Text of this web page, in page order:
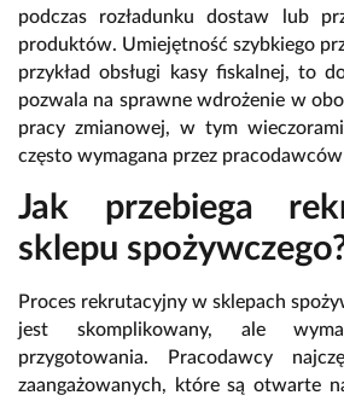
podczas rozładunku dostaw lub
produktów. Umiejętność szybkiego
przykład obsługi kasy fiskalnej, to
pozwala na sprawne wdrożenie w
pracy zmianowej, w tym
często wymagana przez
Jak przebiega
sklepu
Proces rekrutacyjny w sklepach
jest skomplikowany, ale
przygotowania. Pracodawcy
zaangażowanych, które są otwarte